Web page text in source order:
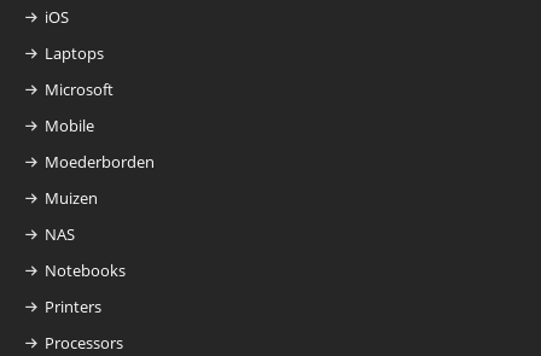
iOS
Laptops
Microsoft
Mobile
Moederborden
Muizen
NAS
Notebooks
Printers
Processors